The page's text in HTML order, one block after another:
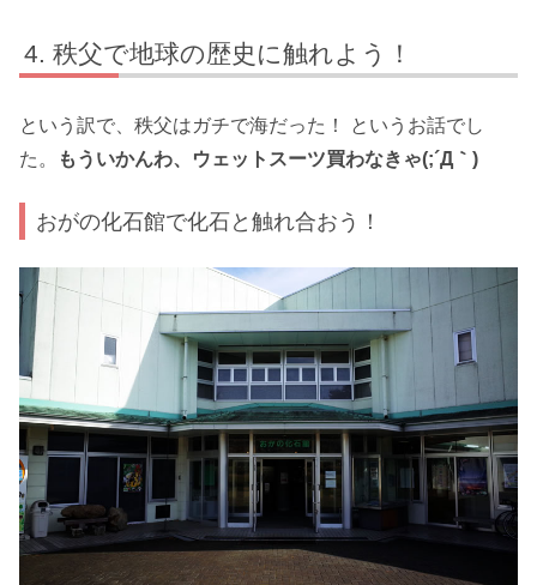
秩父で地球の歴史に触れよう！
という訳で、秩父はガチで海だった！ というお話でし
た。
もういかんわ、ウェットスーツ買わなきゃ(;´Д｀)
おがの化石館で化石と触れ合おう！